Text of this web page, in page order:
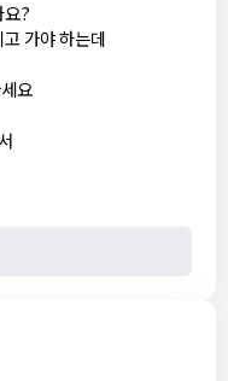
요?
가야 하는데
요